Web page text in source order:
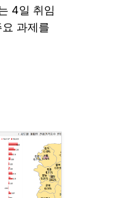
4일 취임
과제를